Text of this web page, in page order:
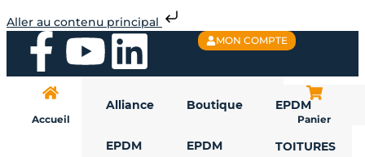
Aller au contenu principal
au
contenuF
a
c
Y
o
u
L
i
n
MON COMPTE
Accueil
Alliance
EPDM
Boutique
EPDM
EPDM
TOITURES
Panier
Chaude
ou
Froide,
que
choisir